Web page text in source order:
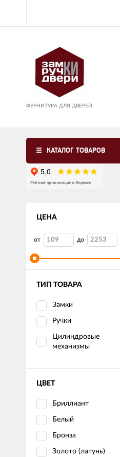
ФУРНИТУРА ДЛЯ ДВЕРЕЙ
КАТАЛОГ ТОВАРОВ
ЦЕНА
от до
ТИП ТОВАРА
Замки
Ручки
Цилиндровые
механизмы
ЦВЕТ
Бриллиант
Белый
Бронза
Золото (латунь)